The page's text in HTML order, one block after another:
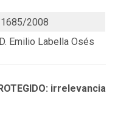
2008
Emilio Labella Osés
irrelevancia